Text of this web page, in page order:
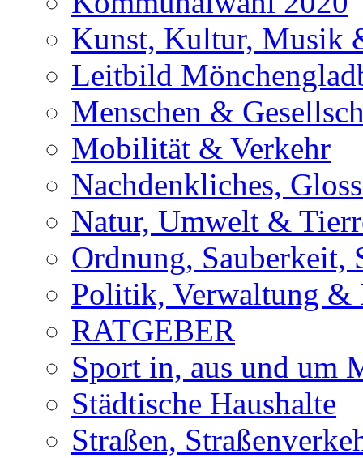
Kunst, Kultur, Musik
Leitbild
Menschen &
Mobilität & Verkehr
Nachdenkliches,
Natur, Umwelt &
Ordnung,
Politik, Verwaltung &
RATGEBER
Sport in, aus und um
Städtische Haushalte
Straßen,